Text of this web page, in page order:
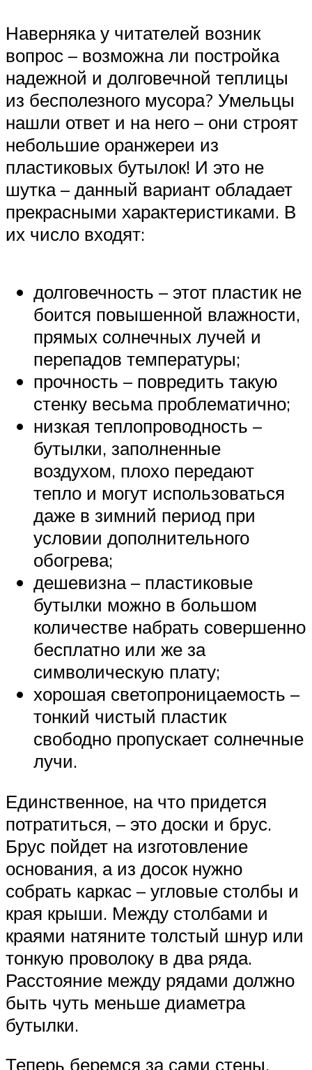
Наверняка у читателей возник
вопрос – возможна ли постройка
надежной и долговечной теплицы
из бесполезного мусора? Умельцы
нашли ответ и на него – они строят
небольшие оранжереи из
пластиковых бутылок! И это не
шутка – данный вариант обладает
прекрасными характеристиками. В
их число входят:
долговечность – этот пластик не
боится повышенной влажности,
прямых солнечных лучей и
перепадов температуры;
прочность – повредить такую
стенку весьма проблематично;
низкая теплопроводность –
бутылки, заполненные
воздухом, плохо передают
тепло и могут использоваться
даже в зимний период при
условии дополнительного
обогрева;
дешевизна – пластиковые
бутылки можно в большом
количестве набрать совершенно
бесплатно или же за
символическую плату;
хорошая светопроницаемость –
тонкий чистый пластик
свободно пропускает солнечные
лучи.
Единственное, на что придется
потратиться, – это доски и брус.
Брус пойдет на изготовление
основания, а из досок нужно
собрать каркас – угловые столбы и
края крыши. Между столбами и
краями натяните толстый шнур или
тонкую проволоку в два ряда.
Расстояние между рядами должно
быть чуть меньше диаметра
бутылки.
Теперь беремся за сами стены.